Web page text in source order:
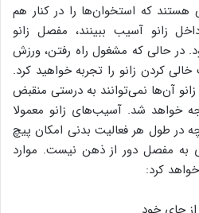
هستند که استخوان‌ها را در کنار هم
زانو آسیب ببینند، مفصل زانو
در حالی که مشغول راه رفتن، ورزش
کردن زانو را تجربه خواهید کرد.
آن‌ها نمی‌توانند به درستی منقبض
شد. آسیب‌های زانو معمولا
در طول هر فعالیت بدنی امکان پیچ
به مفصل دور از ذهن نیست. موارد
کرد: